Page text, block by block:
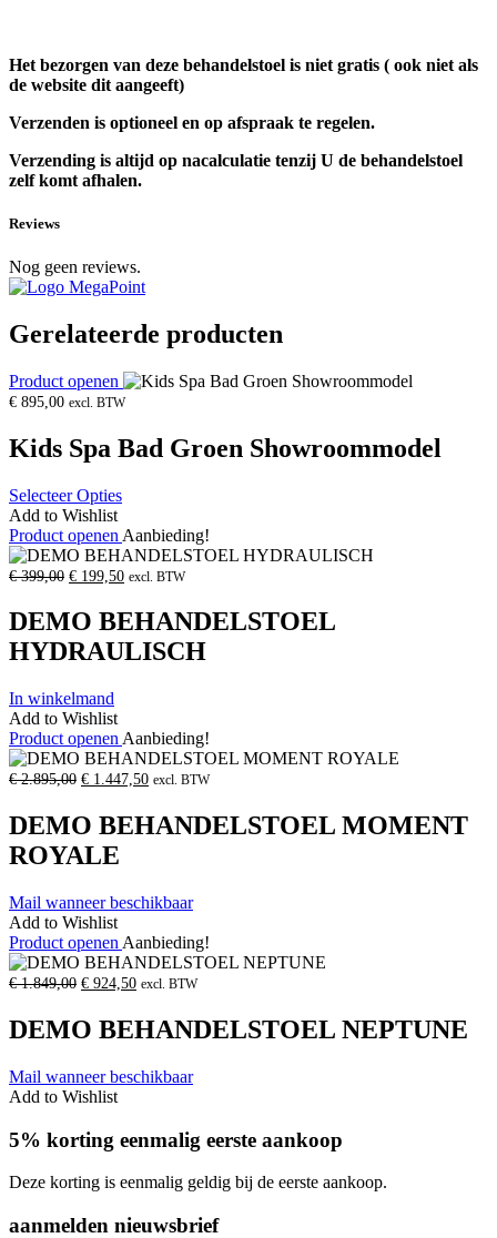
Het bezorgen van deze behandelstoel is niet gratis ( ook niet als
de website dit aangeeft)
Verzenden is optioneel en op afspraak te regelen.
Verzending is altijd op nacalculatie tenzij U de behandelstoel
zelf komt afhalen.
Reviews
Nog geen reviews.
Gerelateerde producten
Product openen
€ 895,00 excl. BTW
Kids Spa Bad Groen Showroommodel
Selecteer Opties
Add to Wishlist
Product openen Aanbieding!
€399,00 Oorspronkelijke
€
399,00.
€ 199,50Huidige
€
199,50.
excl. BTW
DEMO BEHANDELSTOEL
HYDRAULISCH
In winkelmand
Add to Wishlist
Product openen Aanbieding!
€2.895,00 Oorspronkelijke
€
2.895,00.
€ 1.447,50Huidige
€
excl. BTW
DEMO BEHANDELSTOEL MOMENT
ROYALE
Mail wanneer beschikbaar
Add to Wishlist
Product openen Aanbieding!
€1.849,00 Oorspronkelijke
€
€ 924,50Huidige
€
excl. BTW
DEMO BEHANDELSTOEL NEPTUNE
Mail wanneer beschikbaar
Add to Wishlist
5% korting eenmalig eerste aankoop
Deze korting is eenmalig geldig bij de eerste aankoop.
aanmelden nieuwsbrief